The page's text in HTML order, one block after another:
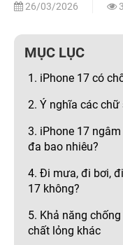
26/03/2026
MỤC LỤC
1. iPhone 17 có
2. Ý nghĩa các
3. iPhone 17
đa bao nhiêu?
4. Đi mưa, đi bơi,
17 không?
5. Khả năng
chất lỏng khác